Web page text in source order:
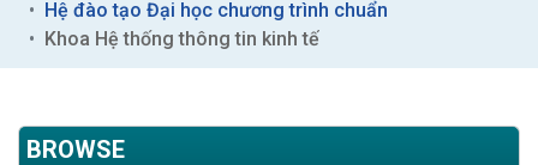
Hệ đào tạo Đại học chương trình chuẩn
Khoa Hệ thống thông tin kinh tế
BROWSE